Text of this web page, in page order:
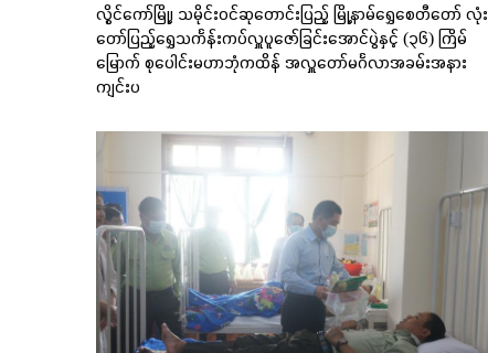
လွိုင်ကော်မြို့၊ သမိုင်းဝင်ဆုတောင်းပြည့် မြို့နာမ်ရွှေစေတီတော် လုံး
တော်ပြည့်ရွှေသင်္ကန်းကပ်လှူပူဇော်ခြင်းအောင်ပွဲနှင့် (၃၆) ကြိမ်
မြောက် စုပေါင်းမဟာဘုံကထိန် အလှူတော်မင်္ဂလာအခမ်းအနား
ကျင်းပ